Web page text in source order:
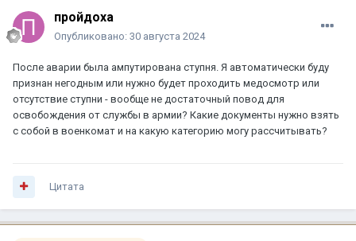
пройдоха
Опубликовано: 30 августа 2024
После аварии была ампутирована ступня. Я автоматически буду
признан негодным или нужно будет проходить медосмотр или
отсутствие ступни - вообще не достаточный повод для
освобождения от службы в армии? Какие документы нужно взять
с собой в военкомат и на какую категорию могу рассчитывать?
Цитата